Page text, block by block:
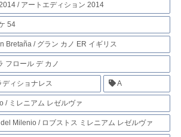
/ アートエディション 2014
54
Bretaña / グラン カノ ER イギリス
フロール デ カノ
ィショナレス A
/ ミレニアム レゼルヴァ
Milenio / ロブストス ミレニアム レゼルヴァ